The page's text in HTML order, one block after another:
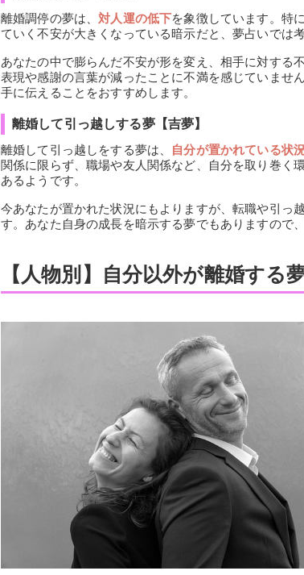
離婚調停の夢は、対人運の低下を象徴しています。特
ていく不安が大きくなっている暗示だと、夢占いでは考
あなたの中で膨らんだ不安が形を変え、相手に対する
表現や感謝の言葉が減ったことに不満を感じていませ
手に伝えることをおすすめします。
離婚して引っ越しする夢【吉夢】
離婚して引っ越しをする夢は、
自分が置かれている状
関係に限らず、職場や友人関係など、自分を取り巻く
あるようです。
今あなたが置かれた状況にもよりますが、転職や引っ
す。あなた自身の成長を暗示する夢でもありますので
【人物別】自分以外が離婚する